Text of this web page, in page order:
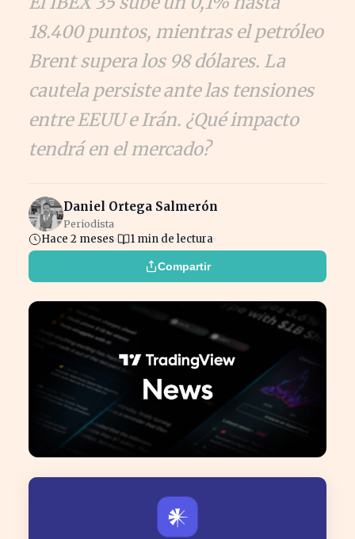
18.400 puntos, mientras el petróleo
Brent supera los 98 dólares. La
cautela persiste ante las tensiones
entre EEUU e Irán. ¿Qué impacto
tendrá en el mercado?
Daniel Ortega Salmerón
Periodista
Hace 2 meses 1 min de lectura
Compartir
𒀭